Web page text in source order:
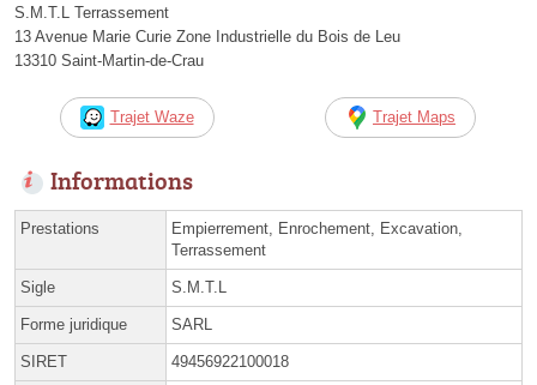
S.M.T.L Terrassement
13 Avenue Marie Curie Zone Industrielle du Bois de Leu
13310 Saint-Martin-de-Crau
Trajet Waze Trajet Maps
Informations
Prestations
Empierrement, Enrochement, Excavation,
Terrassement
Sigle S.M.T.L
Forme juridique SARL
SIRET 49456922100018